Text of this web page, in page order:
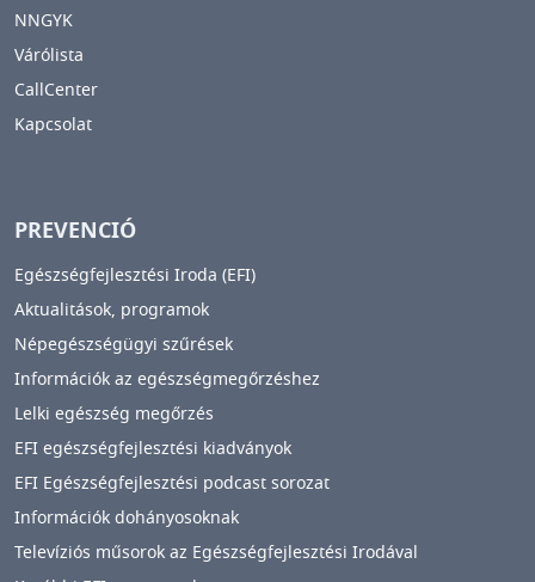
NNGYK
Várólista
CallCenter
Kapcsolat
PREVENCIÓ
Egészségfejlesztési Iroda (EFI)
Aktualitások, programok
Népegészségügyi szűrések
Információk az egészségmegőrzéshez
Lelki egészség megőrzés
EFI egészségfejlesztési kiadványok
EFI Egészségfejlesztési podcast sorozat
Információk dohányosoknak
Televíziós műsorok az Egészségfejlesztési Irodával